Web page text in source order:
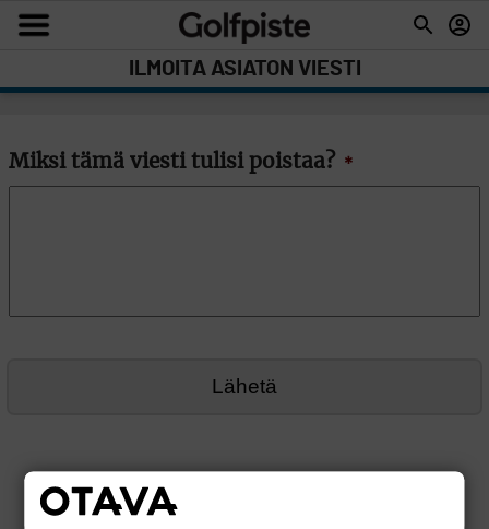
ILMOITA ASIATON VIESTI
Miksi tämä viesti tulisi poistaa? *